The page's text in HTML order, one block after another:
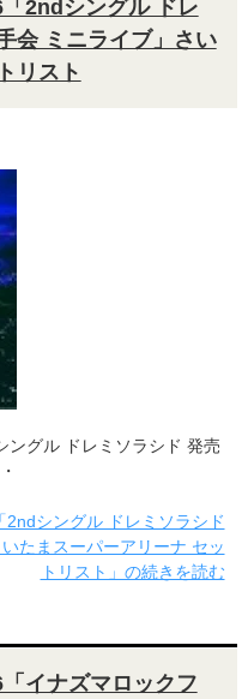
2ndシングル ドレ
会 ミニライブ」さい
リスト
グル ドレミソラシド 発売
2ndシングル ドレミソラシド
たまスーパーアリーナ セッ
トリスト」の続きを読む
イナズマロックフ